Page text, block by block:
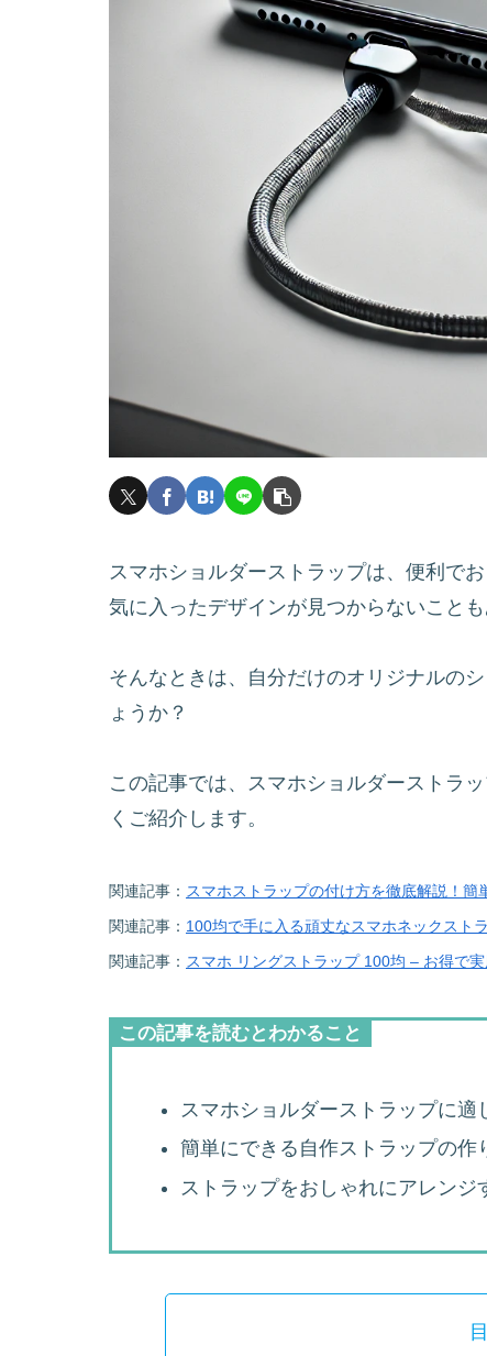
スマホショルダーストラップは、便利で
気に入ったデザインが見つからないことも
そんなときは、自分だけのオリジナルの
ょうか？
この記事では、スマホショルダーストラ
くご紹介します。
関連記事： スマホストラップの付け方を徹底解説！簡
関連記事： 100均で手に入る頑丈なスマホネックスト
関連記事： スマホ リングストラップ 100均 – お得で
この記事を読むとわかること
スマホショルダーストラップに
簡単にできる自作ストラップの作
ストラップをおしゃれにアレン